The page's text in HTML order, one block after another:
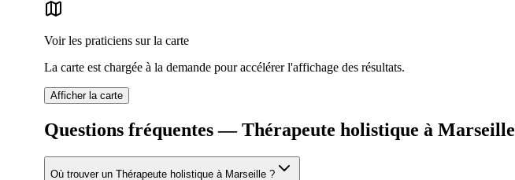
Voir les praticiens sur la carte
La carte est chargée à la demande pour accélérer l'affichage des résultats.
Afficher la carte
Questions fréquentes — Thérapeute holistique à Marseille
Où trouver un Thérapeute holistique à Marseille ?